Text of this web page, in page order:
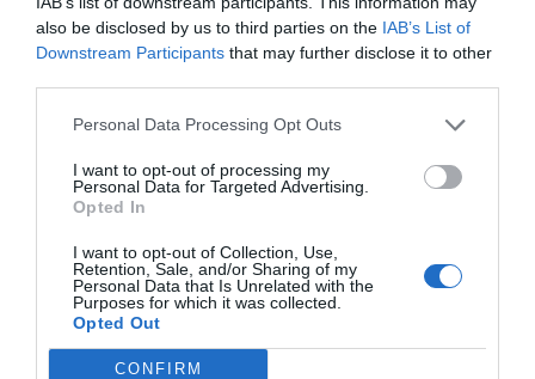
also be disclosed by us to third parties on the IAB’s List of
Downstream Participants that may further disclose it to other
Personal Data Processing Opt Outs
I want to opt-out of processing my
Personal Data for Targeted Advertising.
Opted In
I want to opt-out of Collection, Use,
Retention, Sale, and/or Sharing of my
Personal Data that Is Unrelated with the
Purposes for which it was collected.
Opted Out
CONFIRM
ΤΙΤΛΟΣ
ΣΧΟΛΙΟ